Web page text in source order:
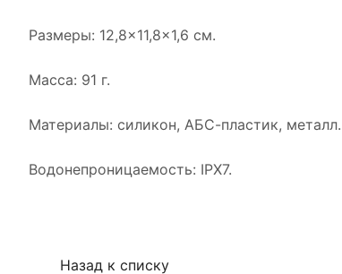
Размеры: 12,8×11,8×1,6 см.
Масса: 91 г.
Материалы: силикон, АБС-пластик, металл.
Водонепроницаемость: IPX7.
Назад к списку